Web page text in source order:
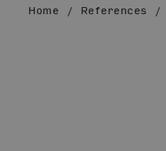
Home / References /